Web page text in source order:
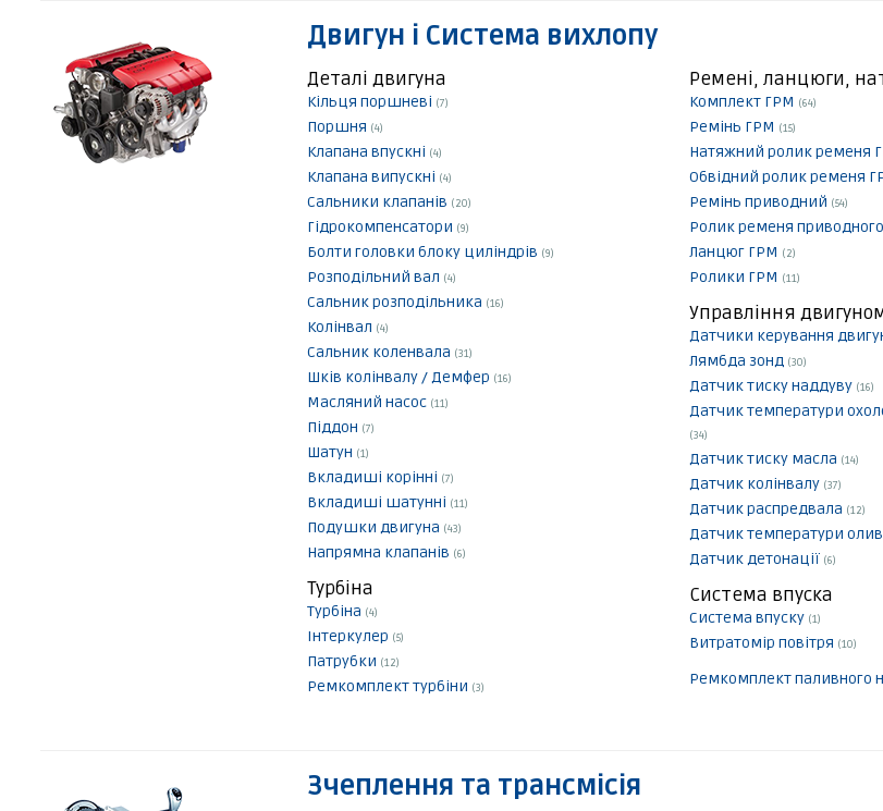
Двигун і Система вихлопу
Деталі двигуна
Кільця поршневі (7)
Поршня (4)
Клапана впускні (4)
Клапана випускні (4)
Сальники клапанів (20)
Гідрокомпенсатори (9)
Болти головки блоку циліндрів (9)
Розподільний вал (4)
Сальник розподільника (16)
Колінвал (4)
Сальник коленвала (31)
Шків колінвалу / Демфер (16)
Масляний насос (11)
Піддон (7)
Шатун (1)
Вкладиші корінні (7)
Вкладиші шатунні (11)
Подушки двигуна (43)
Напрямна клапанів (6)
Ремені, ланцюги,
Комплект ГРМ (64)
Ремінь ГРМ (15)
Натяжний ролик ременя
Обвідний ролик ременя
Ремінь приводний (54)
Ролик ременя приводного
Ланцюг ГРМ (2)
Ролики ГРМ (11)
Управління
Датчики керування
Лямбда зонд (30)
Датчик тиску наддуву (16)
Датчик температури
(34)
Датчик тиску масла (14)
Датчик колінвалу (37)
Датчик распредвала (12)
Датчик температури
Датчик детонації (6)
Турбіна
Турбіна (4)
Інтеркулер (5)
Патрубки (12)
Ремкомплект турбіни (3)
Система впуска
Система впуску (1)
Витратомір повітря (10)
Ремкомплект паливного
Зчеплення та трансмісія